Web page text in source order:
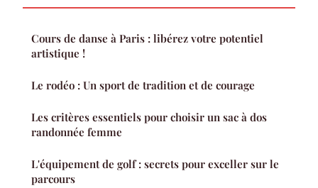
Cours de danse à Paris : libérez votre potentiel
artistique !
Le rodéo : Un sport de tradition et de courage
Les critères essentiels pour choisir un sac à dos
randonnée femme
L'équipement de golf : secrets pour exceller sur le
parcours